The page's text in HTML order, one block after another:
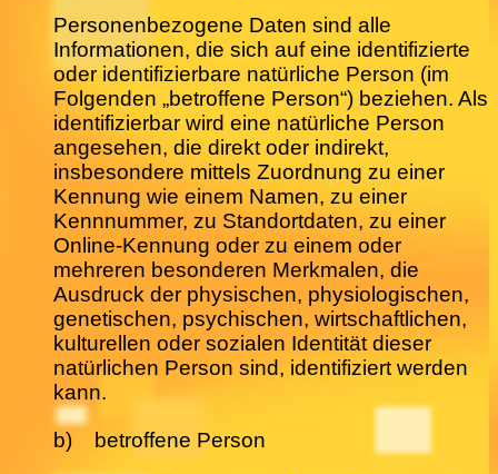
Personenbezogene Daten sind alle
Informationen, die sich auf eine identifizierte
oder identifizierbare natürliche Person (im
Folgenden „betroffene Person“) beziehen. Als
identifizierbar wird eine natürliche Person
angesehen, die direkt oder indirekt,
insbesondere mittels Zuordnung zu einer
Kennung wie einem Namen, zu einer
Kennnummer, zu Standortdaten, zu einer
Online-Kennung oder zu einem oder
mehreren besonderen Merkmalen, die
Ausdruck der physischen, physiologischen,
genetischen, psychischen, wirtschaftlichen,
kulturellen oder sozialen Identität dieser
natürlichen Person sind, identifiziert werden
kann.
b) betroffene Person